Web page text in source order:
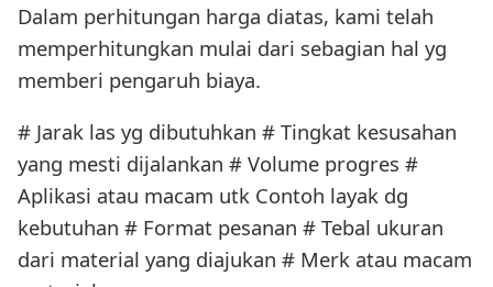
Dalam perhitungan harga diatas, kami telah
memperhitungkan mulai dari sebagian hal yg
memberi pengaruh biaya.
# Jarak las yg dibutuhkan # Tingkat kesusahan
yang mesti dijalankan # Volume progres #
Aplikasi atau macam utk Contoh layak dg
kebutuhan # Format pesanan # Tebal ukuran
dari material yang diajukan # Merk atau macam